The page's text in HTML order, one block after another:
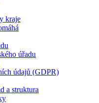
kraje
úřadu
údajů (GDPR)
a struktura